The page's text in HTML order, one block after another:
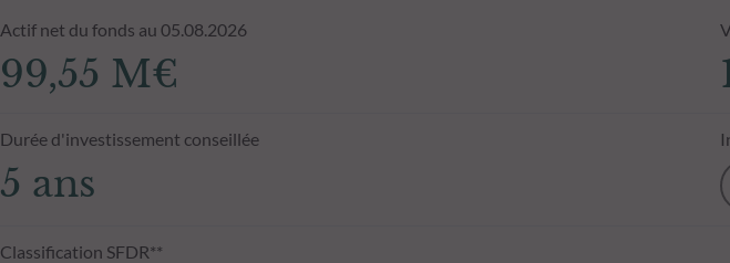
Actif net du fonds au 05.08.2026
99,55 M€
Durée d'investissement conseillée
5 ans
Classification SFDR**